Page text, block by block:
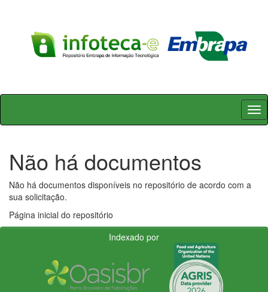
Skip
Não há documentos
Não há documentos disponíveis no repositório de acordo com a
sua solicitação.
Página inicial do repositório
Indexado por